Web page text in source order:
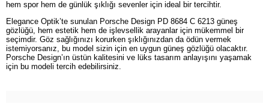
hem spor hem de günlük şıklığı sevenler için ideal bir tercihtir.
Elegance Optik’te sunulan Porsche Design PD 8684 C 6213 güneş
gözlüğü, hem estetik hem de işlevsellik arayanlar için mükemmel bir
seçimdir. Göz sağlığınızı korurken şıklığınızdan da ödün vermek
istemiyorsanız, bu model sizin için en uygun güneş gözlüğü olacaktır.
Porsche Design’ın üstün kalitesini ve lüks tasarım anlayışını yaşamak
için bu modeli tercih edebilirsiniz.